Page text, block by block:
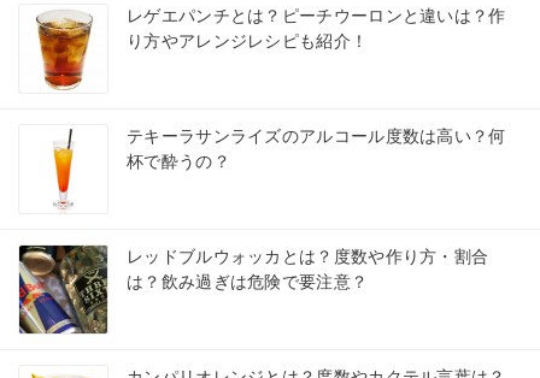
レゲエパンチとは？ピーチウーロンと違いは？作
り方やアレンジレシピも紹介！
テキーラサンライズのアルコール度数は高い？何
杯で酔うの？
レッドブルウォッカとは？度数や作り方・割合
は？飲み過ぎは危険で要注意？